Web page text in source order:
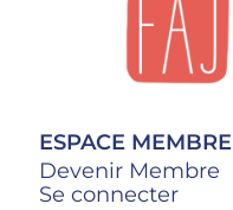
ESPACE MEMBRE
Devenir Membre
Se connecter